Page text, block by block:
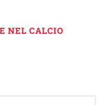
NEL CALCIO